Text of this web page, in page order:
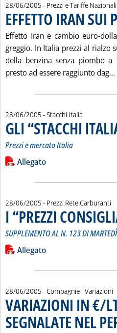
28/06/2005 - Prezzi e Tariffe Nazionali
EFFETTO IRAN SUI
Effetto Iran e cambio euro-
greggio. In Italia prezzi al rialzo
della benzina senza piombo
presto ad essere raggiunto dag...
28/06/2005 - Stacchi Italia
GLI “STACCHI
Prezzi e mercato Italia
Leggi tutta la notizia: 'GLI
Lista allegati PDF alla
Allegato
28/06/2005 - Prezzi Rete Carburanti
I “PREZZI
SUPPLEMENTO AL N. 123 DI
Leggi tutta la notizia: 'I “PREZZI
Lista allegati PDF alla
Allegato
28/06/2005 - Compagnie - Variazioni
VARIAZIONI IN €/
SEGNALATE NEL